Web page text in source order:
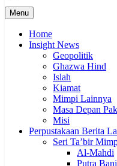
Menu
Home
Insight News
Geopolitik
Ghazwa Hind
Islah
Kiamat
Mimpi Lainnya
Masa Depan
Misi
Perpustakaan Berita
Seri Ta’bir
Al-Mahdi
Putra